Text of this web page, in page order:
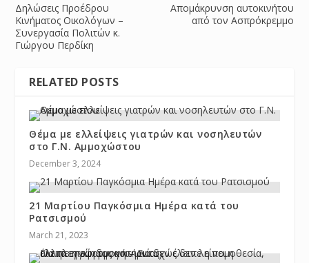
Δηλώσεις Προέδρου
Κινήματος Οικολόγων –
Συνεργασία Πολιτών κ.
Γιώργου Περδίκη
Απομάκρυνση αυτοκινήτου
από τον Ασπρόκρεμμο
RELATED POSTS
Θέμα με ελλείψεις γιατρών και νοσηλευτών
στο Γ.Ν. Αμμοχώστου
December 3, 2024
21 Μαρτίου Παγκόσμια Ημέρα κατά του
Ρατσισμού
March 21, 2023